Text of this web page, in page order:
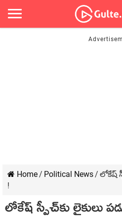
Home/ Political News/ లోకేష్
!
లోకేష్ స్పీచ్‌కు లైకులు